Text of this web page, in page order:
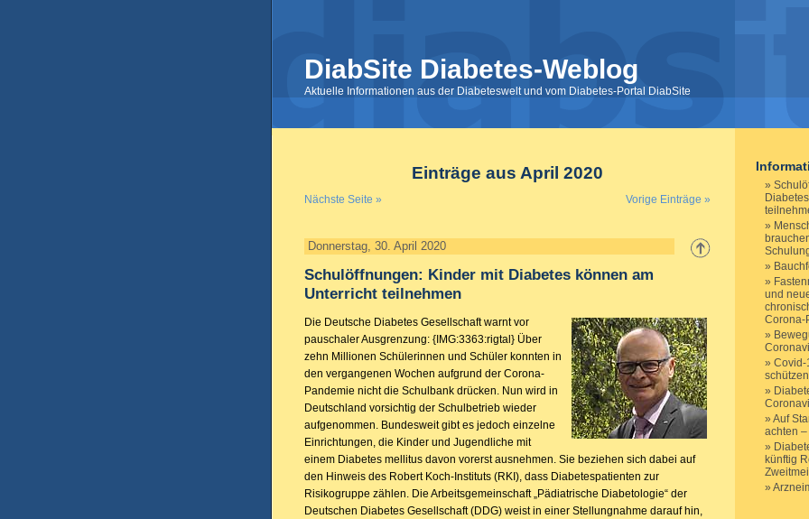
DiabSite Diabetes-Weblog
Aktuelle Informationen aus der Diabeteswelt und vom Diabetes-Portal DiabSite
Einträge aus April 2020
Nächste Seite » Vorige Einträge »
Donnerstag, 30. April 2020
Schulöffnungen: Kinder mit Diabetes können am
Unterricht teilnehmen
Die Deutsche Diabetes Gesellschaft warnt vor
pauschaler Ausgrenzung: {IMG:3363:rigtal} Über
zehn Millionen Schülerinnen und Schüler konnten in
den vergangenen Wochen aufgrund der Corona-
Pandemie nicht die Schulbank drücken. Nun wird in
Deutschland vorsichtig der Schulbetrieb wieder
aufgenommen. Bundesweit gibt es jedoch einzelne
Einrichtungen, die Kinder und Jugendliche mit
einem Diabetes mellitus davon vorerst ausnehmen. Sie beziehen sich dabei auf
den Hinweis des Robert Koch-Instituts (RKI), dass Diabetespatienten zur
Risikogruppe zählen. Die Arbeitsgemeinschaft „Pädiatrische Diabetologie“ der
Deutschen Diabetes Gesellschaft (DDG) weist in einer Stellungnahme darauf hin,
und
Corona-
Covid-
schützen
Auf
achten –
künftig